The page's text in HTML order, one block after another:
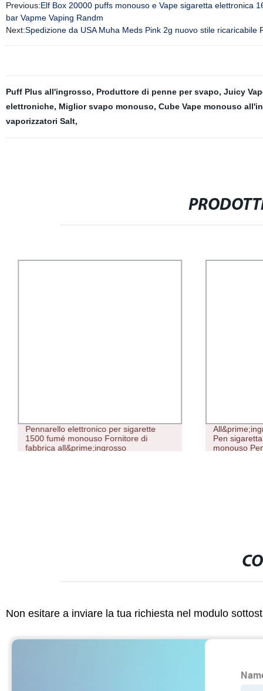
Previous:Elf Box 20000 puffs monouso e Vape sigaretta elettronica
bar Vapme Vaping Randm
Next:Spedizione da USA Muha Meds Pink 2g nuovo stile
Puff Plus all'ingrosso, Produttore di penne per svapo, Juicy
elettroniche, Miglior svapo monouso, Cube Vape monouso
vaporizzatori Salt,
Pennarello elettronico per sigarette
1500 fumé monouso Fornitore di
fabbrica all&prime;ingrosso
Pen
monouso
Non esitare a inviare la tua richiesta nel modulo